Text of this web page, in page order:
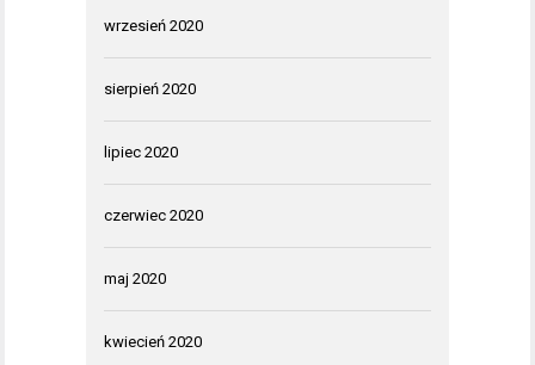
wrzesień 2020
sierpień 2020
lipiec 2020
czerwiec 2020
maj 2020
kwiecień 2020